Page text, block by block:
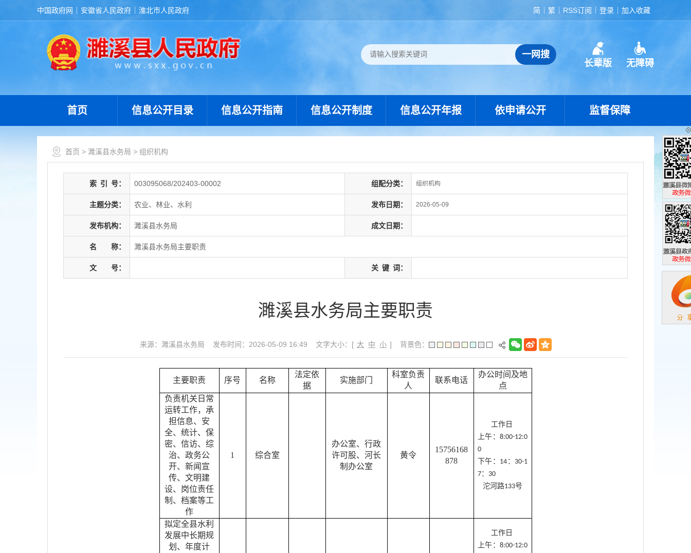
中国政府网 安徽省人民政府 淮北市人民政府 简 繁 RSS订阅 登录 加入收藏
长辈版 无障碍
首页 信息公开目录 信息公开指南 信息公开制度 信息公开年报 依申请公开 监督保障
首页 > 濉溪县水务局 > 组织机构
索 引 号： 003095068/202403-00002 组配分类： 组织机构
主题分类： 农业、林业、水利 发布日期： 2026-05-09
发布机构： 濉溪县水务局 成文日期：
名 称： 濉溪县水务局主要职责
文 号： 关 键 词：
濉溪县水务局主要职责
来源：濉溪县水务局 发布时间：2026-05-09 16:49 文字大小：[ 大 中 小 ] 背景色：
主要职责 序号 名称
法定依
据
实施部门
科室负责
人
联系电话
办公时间及地
点
负责机关日常
运转工作，承
担信息、安
全、统计、保
密、信访、综
治、政务公
开、新闻宣
传、文明建
设、岗位责任
制、档案等工
作
1 综合室
办公室、行政
许可股、河长
制办公室
黄令
15756168
878
工作日
上午：8:00-12:0
0
下午： 14 ： 30-1
7： 30
沱河路133号
拟定全县水利
发展中长期规
划、年度计
工作日
上午：8:00-12:0
濉溪县政
政务微博
濉溪县政
政务微信